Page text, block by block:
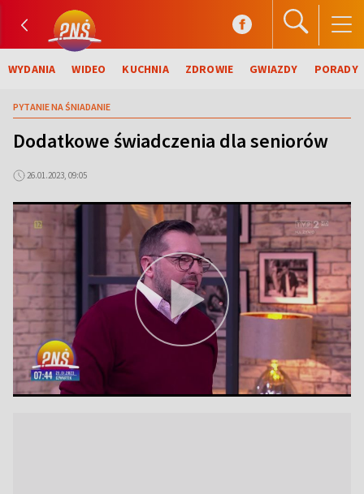
WYDANIA WIDEO KUCHNIA ZDROWIE GWIAZDY PORADY
PYTANIE NA ŚNIADANIE
Dodatkowe świadczenia dla seniorów
26.01.2023, 09:05